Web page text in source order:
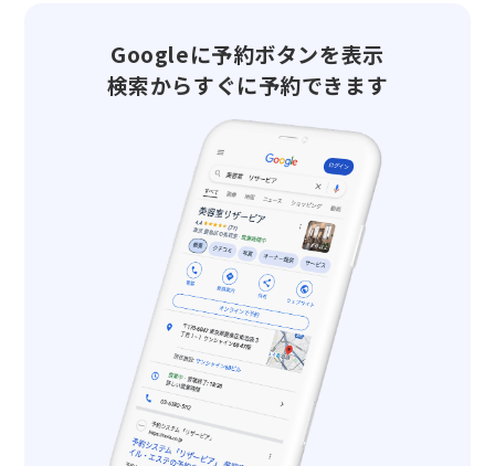
Googleに予約ボタンを表示
検索からすぐに予約できます